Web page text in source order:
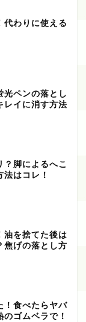
代わりに使える
光ペンの落とし
レイに消す方法
脚によるへこ
はコレ！
油を捨てた後は
焦げの落とし方
！食べたらヤバ
ゴムベラで！